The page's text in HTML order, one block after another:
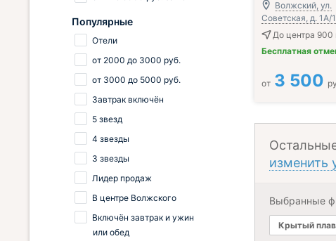
Волжский, ул.
Советская, д. 1А/1
До центра 900
Бесплатная
от 3 500
изменить
Выбранные
Крытый
Популярные
Отели
от 2000 до 3000 руб.
от 3000 до 5000 руб.
Завтрак включён
5 звезд
4 звезды
3 звезды
Лидер продаж
В центре Волжского
Включён завтрак и ужин
или обед